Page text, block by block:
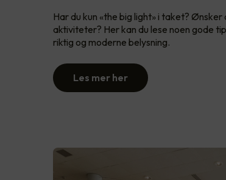
Har du kun «the big light» i taket?
aktiviteter? Her kan du lese noen gode
riktig og moderne belysning.
Les mer her